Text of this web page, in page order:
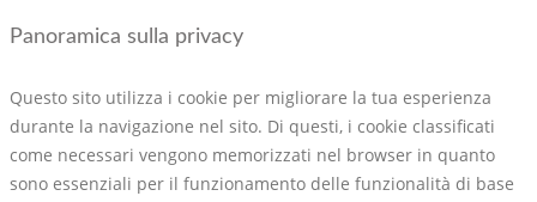
Panoramica sulla privacy
Questo sito utilizza i cookie per migliorare la tua esperienza
durante la navigazione nel sito. Di questi, i cookie classificati
come necessari vengono memorizzati nel browser in quanto
sono essenziali per il funzionamento delle funzionalità di base